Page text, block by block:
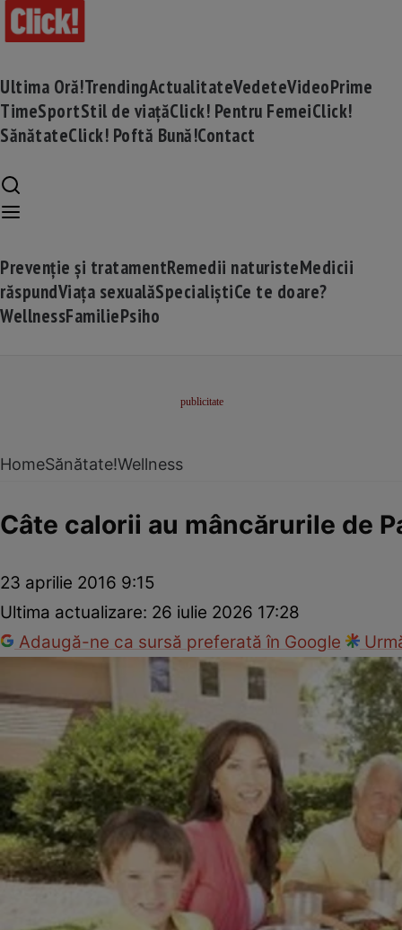
Ultima Oră!TrendingActualitateVedeteVideoPrime
TimeSportStil de viațăClick! Pentru FemeiClick!
SănătateClick! Poftă Bună!Contact
Prevenție și tratamentRemedii naturisteMedicii
răspundViața sexualăSpecialiștiCe te doare?
WellnessFamiliePsiho
HomeSănătate!Wellness
Câte calorii au mâncărurile de
23 aprilie 2016 9:15
Ultima actualizare: 26 iulie 2026 17:28
Adaugă-ne ca sursă preferată în Google